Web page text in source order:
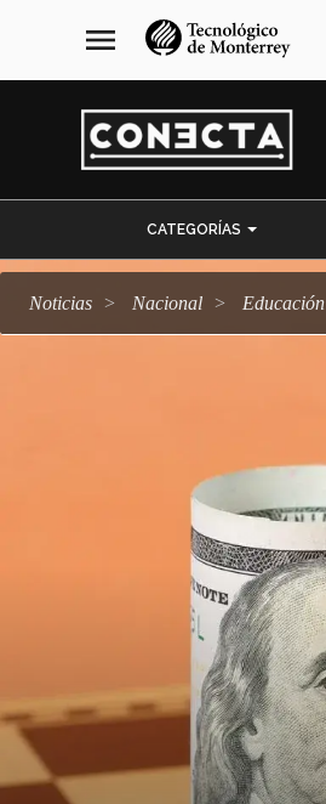
navegación
principal
menu
CATEGORÍAS
Noticias Nacional Educación